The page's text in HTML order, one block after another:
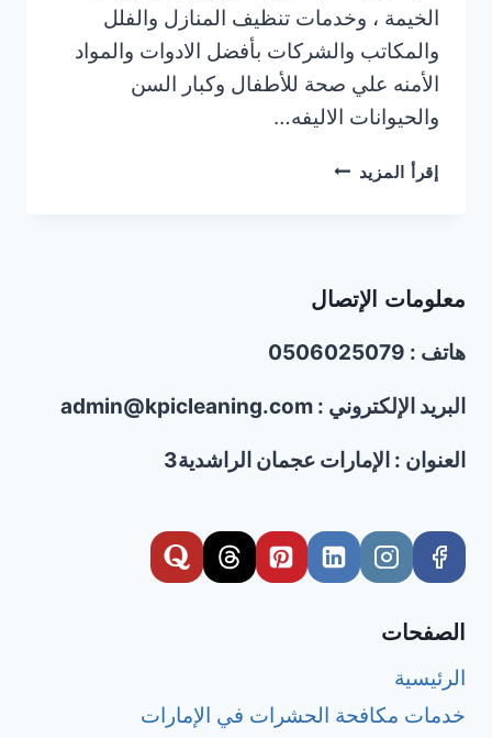
الخيمة ، وخدمات تنظيف المنازل والفلل
والمكاتب والشركات بأفضل الادوات والمواد
الأمنه علي صحة للأطفال وكبار السن
والحيوانات الاليفه…
إقرأ المزيد شركة
عجمان/0506025079
معلومات الإتصال
هاتف : 0506025079
البريد الإلكتروني : admin@kpicleaning.com
العنوان : الإمارات عجمان الراشدية3
الصفحات
الرئيسية
خدمات مكافحة الحشرات في الإمارات